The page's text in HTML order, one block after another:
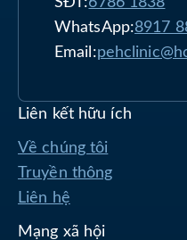
WhatsApp:8917
Email:
Liên kết hữu ích
Về chúng tôi
Truyền thông
Liên hệ
Mạng xã hội